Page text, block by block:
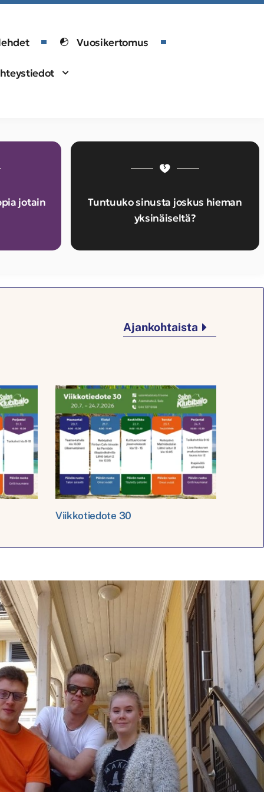
Vuosikertomus
jotain
Tuntuuko sinusta joskus hieman
yksinäiseltä?
Ajankohtaista
Viikkotiedote 30